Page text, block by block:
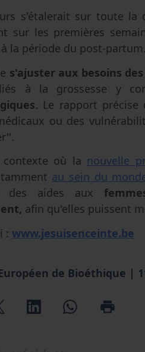
s'étalerait sur toute la
sur les premières
la période du post-partum.
s'ajuster aux besoins
à la grossesse y
. Le rapport précise
ou des
contexte où la nouvelle
au sein du
des aides aux
afin qu'elles puissent
: www.jesuisenceinte.be
de Bioéthique |